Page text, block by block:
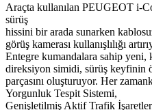
Araçta kullanılan PEUGEOT i-
sürüş
hissini bir arada sunarken
görüş kamerası kullanışlılığı
Entegre kumandalara sahip yeni,
direksiyon simidi, sürüş keyfinin
parçasını oluşturuyor. Her
Yorgunluk Tespit Sistemi,
Genişletilmiş Aktif Trafik